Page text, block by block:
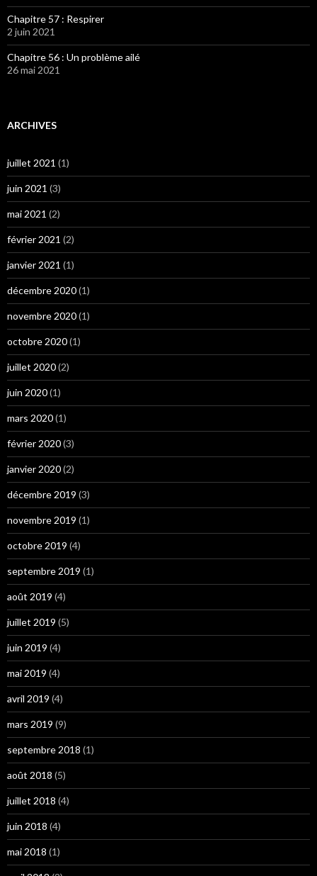
Chapitre 57 : Respirer
2 juin 2021
Chapitre 56 : Un problème ailé
26 mai 2021
ARCHIVES
juillet 2021 (1)
juin 2021 (3)
mai 2021 (2)
février 2021 (2)
janvier 2021 (1)
décembre 2020(1)
novembre 2020(1)
octobre 2020(1)
juillet 2020(2)
juin 2020(1)
mars 2020(1)
février 2020(3)
janvier 2020(2)
décembre 2019 (3)
novembre 2019 (1)
octobre 2019 (4)
septembre 2019 (1)
août 2019 (4)
juillet 2019 (5)
juin 2019 (4)
mai 2019 (4)
avril 2019 (4)
mars 2019 (9)
septembre 2018 (1)
août 2018 (5)
juillet 2018 (4)
juin 2018 (4)
mai 2018 (1)